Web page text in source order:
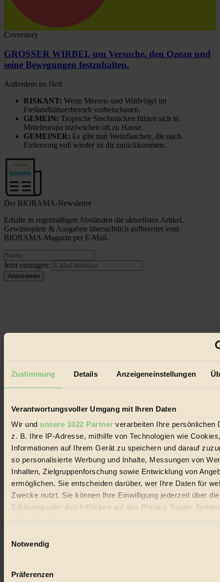
Zustimmung Details Anzeigeneinstellungen
Verantwortungsvoller Umgang mit Ihren Daten
Wir und unsere 1022 Partner verarbeiten Ihre persönlichen
z. B. Ihre IP-Adresse, mithilfe von Technologien wie
Informationen auf Ihrem Gerät zu speichern und darauf
so personalisierte Werbung und Inhalte, Messungen von
Inhalten, Zielgruppenforschung sowie Entwicklung von
ermöglichen. Sie entscheiden darüber, wer Ihre Daten für
Zwecke nutzt. Sie können Ihre Einwilligung jederzeit über
Erklärung oder durch Klicken auf das Privacy Trigger
Wenn Sie es erlauben, würden wir auch gerne:
Ihr Gerät durch aktives Scannen nach bestimmten
Notwendig
Präferenzen
Coverstory
GROSSER WIRBEL um Versuche, den Ozean und
seine Bewegungen festzuhalten.
Außerdem im Heft
RISKANT: Wenn Meeres- und Wildvögel im
Freilandhühnerbetrieb vorbeischauen.
GEMEIN: Tropische Stechmücken fühlen sich in
Mitteleuropa inziwschen oft zu Hause.
GEMEINER: Es gibt nun Weinflaschen, die nach
Entleerung voll wieder zu dir zurückkommen.
Der BIORAMA-Newsletter
Erhalte in regelmäßigen Abständen die aktuellsten Artikel,
Gewinnspiele & Ausgaben übersichtlich aufbereitet vom
BIORAMA-Magazin per E-Mail.
Jetzt eintragen:
© 2026 Biorama GmbH
Datenschutz
Mediadaten
Biorama steht für einen nachhaltigen Lebensstil und bewussten
und Produkte, ein Leitfaden im schnell wachsenden Markt des
Handels mit Bioprodukten, des Fair-Trade sowie der Branche
alternativer Energien.
Social Media
22.601 Fans auf Facebook
3.415 Follower auf Twitter
Folge uns auf Instagram
Themen
Bio
#
Nachhaltigkeit